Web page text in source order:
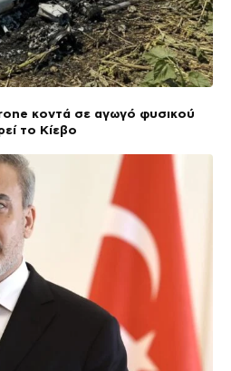
κοντά σε αγωγό φυσικού
το Κίεβο